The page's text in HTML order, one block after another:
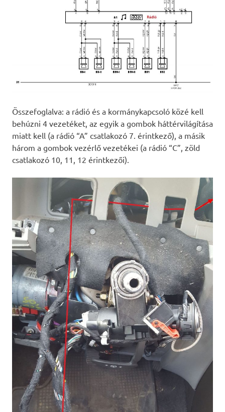
Összefoglalva: a rádió és a kormánykapcsoló közé kell
behúzni 4 vezetéket, az egyik a gombok háttérvilágítása
miatt kell (a rádió “A” csatlakozó 7. érintkező), a másik
három a gombok vezérlő vezetékei (a rádió “C”, zöld
csatlakozó 10, 11, 12 érintkezői).